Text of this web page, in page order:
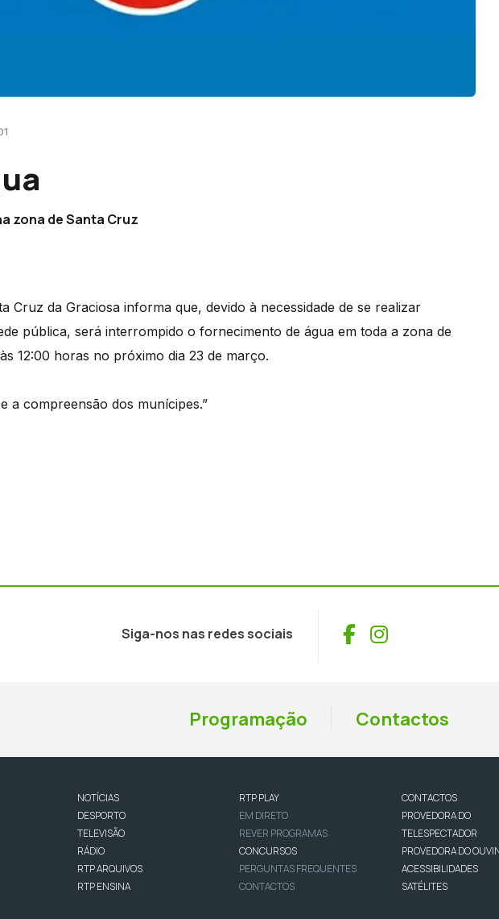
zona de Santa Cruz
Cruz da Graciosa informa que, devido à necessidade de se realizar
pública, será interrompido o fornecimento de água em toda a zona de
12:00 horas no próximo dia 23 de março.
a compreensão dos munícipes.”
Siga-nos nas redes sociais Facebook
Instagram
Programação Contactos
NOTÍCIAS
DESPORTO
TELEVISÃO
RÁDIO
RTP ARQUIVOS
RTP ENSINA
RTP PLAY
EM DIRETO
REVER PROGRAMAS
CONCURSOS
PERGUNTAS FREQUENTES
CONTACTOS
CONTACTOS
PROVEDORA DO
TELESPECTADOR
PROVEDORA DO
ACESSIBILIDADES
SATÉLITES